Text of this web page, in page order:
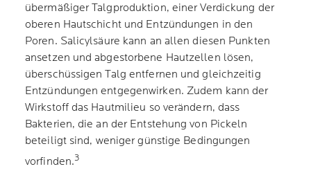
übermäßiger Talgproduktion, einer Verdickung der
oberen Hautschicht und Entzündungen in den
Poren. Salicylsäure kann an allen diesen Punkten
ansetzen und abgestorbene Hautzellen lösen,
überschüssigen Talg entfernen und gleichzeitig
Entzündungen entgegenwirken. Zudem kann der
Wirkstoff das Hautmilieu so verändern, dass
Bakterien, die an der Entstehung von Pickeln
beteiligt sind, weniger günstige Bedingungen
vorfinden.3